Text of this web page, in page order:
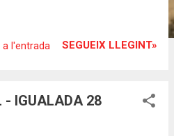
l'entrada SEGUEIX LLEGINT»
- IGUALADA 28